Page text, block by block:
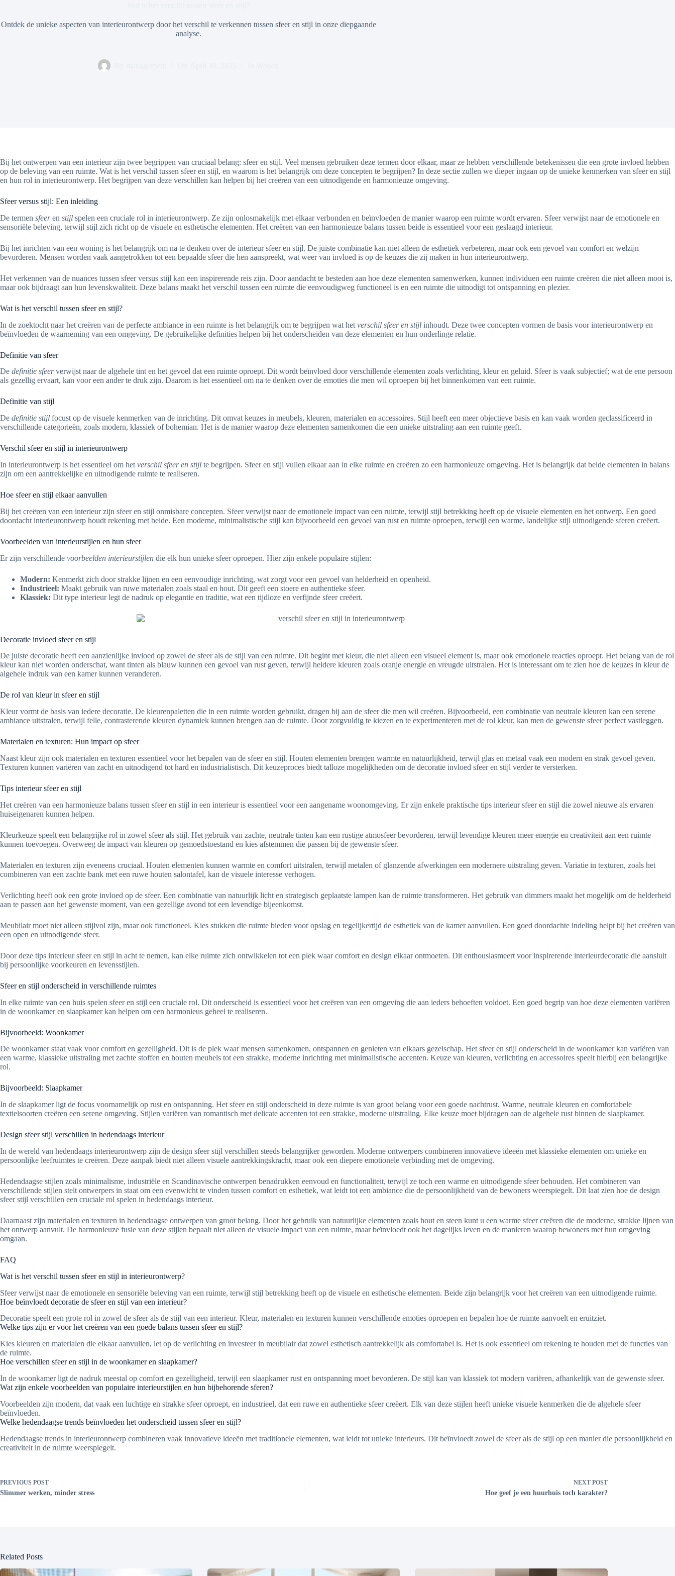
Ontdek de unieke aspecten van interieurontwerp door het verschil te verkennen tussen sfeer en stijl in onze diepgaande
analyse.
Bij het ontwerpen van een interieur zijn twee begrippen van cruciaal belang: sfeer en stijl. Veel mensen gebruiken deze termen door elkaar, maar ze hebben verschillende betekenissen die een grote invloed hebben
op de beleving van een ruimte. Wat is het verschil tussen sfeer en stijl, en waarom is het belangrijk om deze concepten te begrijpen? In deze sectie zullen we dieper ingaan op de unieke kenmerken van sfeer en stijl
en hun rol in interieurontwerp. Het begrijpen van deze verschillen kan helpen bij het creëren van een uitnodigende en harmonieuze omgeving.
Sfeer versus stijl: Een inleiding
De termen sfeeren stijl spelen een cruciale rol in interieurontwerp. Ze zijn onlosmakelijk met elkaar verbonden en beïnvloeden de manier waarop een ruimte wordt ervaren. Sfeer verwijst naar de emotionele en
sensoriële beleving, terwijl stijl zich richt op de visuele en esthetische elementen. Het creëren van een harmonieuze balans tussen beide is essentieel voor een geslaagd interieur.
Bij het inrichten van een woning is het belangrijk om na te denken over de interieur sfeer en stijl. De juiste combinatie kan niet alleen de esthetiek verbeteren, maar ook een gevoel van comfort en welzijn
bevorderen. Mensen worden vaak aangetrokken tot een bepaalde sfeer die hen aanspreekt, wat weer van invloed is op de keuzes die zij maken in hun interieurontwerp.
Het verkennen van de nuances tussen sfeer versus stijl kan een inspirerende reis zijn. Door aandacht te besteden aan hoe deze elementen samenwerken, kunnen individuen een ruimte creëren die niet alleen mooi is,
maar ook bijdraagt aan hun levenskwaliteit. Deze balans maakt het verschil tussen een ruimte die eenvoudigweg functioneel is en een ruimte die uitnodigt tot ontspanning en plezier.
Wat is het verschil tussen sfeer en stijl?
In de zoektocht naar het creëren van de perfecte ambiance in een ruimte is het belangrijk om te begrijpen wat het verschil sfeer en stijl inhoudt. Deze twee concepten vormen de basis voor interieurontwerp en
beïnvloeden de waarneming van een omgeving. De gebruikelijke definities helpen bij het onderscheiden van deze elementen en hun onderlinge relatie.
Definitie van sfeer
De definitie sfeerverwijst naar de algehele tint en het gevoel dat een ruimte oproept. Dit wordt beïnvloed door verschillende elementen zoals verlichting, kleur en geluid. Sfeer is vaak subjectief; wat de ene persoon
als gezellig ervaart, kan voor een ander te druk zijn. Daarom is het essentieel om na te denken over de emoties die men wil oproepen bij het binnenkomen van een ruimte.
Definitie van stijl
De definitie stijl focust op de visuele kenmerken van de inrichting. Dit omvat keuzes in meubels, kleuren, materialen en accessoires. Stijl heeft een meer objectieve basis en kan vaak worden geclassificeerd in
verschillende categorieën, zoals modern, klassiek of bohemian. Het is de manier waarop deze elementen samenkomen die een unieke uitstraling aan een ruimte geeft.
Verschil sfeer en stijl in interieurontwerp
In interieurontwerp is het essentieel om het verschil sfeer en stijl te begrijpen. Sfeer en stijl vullen elkaar aan in elke ruimte en creëren zo een harmonieuze omgeving. Het is belangrijk dat beide elementen in balans
zijn om een aantrekkelijke en uitnodigende ruimte te realiseren.
Hoe sfeer en stijl elkaar aanvullen
Bij het creëren van een interieur zijn sfeer en stijl onmisbare concepten. Sfeer verwijst naar de emotionele impact van een ruimte, terwijl stijl betrekking heeft op de visuele elementen en het ontwerp. Een goed
doordacht interieurontwerp houdt rekening met beide. Een moderne, minimalistische stijl kan bijvoorbeeld een gevoel van rust en ruimte oproepen, terwijl een warme, landelijke stijl uitnodigende sferen creëert.
Voorbeelden van interieurstijlen en hun sfeer
Er zijn verschillende voorbeelden interieurstijlen die elk hun unieke sfeer oproepen. Hier zijn enkele populaire stijlen:
Modern: Kenmerkt zich door strakke lijnen en een eenvoudige inrichting, wat zorgt voor een gevoel van helderheid en openheid.
Industrieel: Maakt gebruik van ruwe materialen zoals staal en hout. Dit geeft een stoere en authentieke sfeer.
Klassiek: Dit type interieur legt de nadruk op elegantie en traditie, wat een tijdloze en verfijnde sfeer creëert.
Decoratie invloed sfeer en stijl
De juiste decoratie heeft een aanzienlijke invloed op zowel de sfeer als de stijl van een ruimte. Dit begint met kleur, die niet alleen een visueel element is, maar ook emotionele reacties oproept. Het belang van de rol
kleur kan niet worden onderschat, want tinten als blauw kunnen een gevoel van rust geven, terwijl heldere kleuren zoals oranje energie en vreugde uitstralen. Het is interessant om te zien hoe de keuzes in kleur de
algehele indruk van een kamer kunnen veranderen.
De rol van kleur in sfeer en stijl
Kleur vormt de basis van iedere decoratie. De kleurenpaletten die in een ruimte worden gebruikt, dragen bij aan de sfeer die men wil creëren. Bijvoorbeeld, een combinatie van neutrale kleuren kan een serene
ambiance uitstralen, terwijl felle, contrasterende kleuren dynamiek kunnen brengen aan de ruimte. Door zorgvuldig te kiezen en te experimenteren met de rol kleur, kan men de gewenste sfeer perfect vastleggen.
Materialen en texturen: Hun impact op sfeer
Naast kleur zijn ook materialen en texturen essentieel voor het bepalen van de sfeer en stijl. Houten elementen brengen warmte en natuurlijkheid, terwijl glas en metaal vaak een modern en strak gevoel geven.
Texturen kunnen variëren van zacht en uitnodigend tot hard en industrialistisch. Dit keuzeproces biedt talloze mogelijkheden om de decoratie invloed sfeer en stijl verder te versterken.
Tips interieur sfeer en stijl
Het creëren van een harmonieuze balans tussen sfeer en stijl in een interieur is essentieel voor een aangename woonomgeving. Er zijn enkele praktische tips interieur sfeer en stijl die zowel nieuwe als ervaren
huiseigenaren kunnen helpen.
Kleurkeuze speelt een belangrijke rol in zowel sfeer als stijl. Het gebruik van zachte, neutrale tinten kan een rustige atmosfeer bevorderen, terwijl levendige kleuren meer energie en creativiteit aan een ruimte
kunnen toevoegen. Overweeg de impact van kleuren op gemoedstoestand en kies afstemmen die passen bij de gewenste sfeer.
Materialen en texturen zijn eveneens cruciaal. Houten elementen kunnen warmte en comfort uitstralen, terwijl metalen of glanzende afwerkingen een modernere uitstraling geven. Variatie in texturen, zoals het
combineren van een zachte bank met een ruwe houten salontafel, kan de visuele interesse verhogen.
Verlichting heeft ook een grote invloed op de sfeer. Een combinatie van natuurlijk licht en strategisch geplaatste lampen kan de ruimte transformeren. Het gebruik van dimmers maakt het mogelijk om de helderheid
aan te passen aan het gewenste moment, van een gezellige avond tot een levendige bijeenkomst.
Meubilair moet niet alleen stijlvol zijn, maar ook functioneel. Kies stukken die ruimte bieden voor opslag en tegelijkertijd de esthetiek van de kamer aanvullen. Een goed doordachte indeling helpt bij het creëren van
een open en uitnodigende sfeer.
Door deze tips interieur sfeer en stijl in acht te nemen, kan elke ruimte zich ontwikkelen tot een plek waar comfort en design elkaar ontmoeten. Dit enthousiasmeert voor inspirerende interieurdecoratie die aansluit
bij persoonlijke voorkeuren en levensstijlen.
Sfeer en stijl onderscheid in verschillende ruimtes
In elke ruimte van een huis spelen sfeer en stijl een cruciale rol. Dit onderscheid is essentieel voor het creëren van een omgeving die aan ieders behoeften voldoet. Een goed begrip van hoe deze elementen variëren
in de woonkamer en slaapkamer kan helpen om een harmonieus geheel te realiseren.
Bijvoorbeeld: Woonkamer
De woonkamer staat vaak voor comfort en gezelligheid. Dit is de plek waar mensen samenkomen, ontspannen en genieten van elkaars gezelschap. Het sfeer en stijl onderscheid in de woonkamer kan variëren van
een warme, klassieke uitstraling met zachte stoffen en houten meubels tot een strakke, moderne inrichting met minimalistische accenten. Keuze van kleuren, verlichting en accessoires speelt hierbij een belangrijke
rol.
Bijvoorbeeld: Slaapkamer
In de slaapkamer ligt de focus voornamelijk op rust en ontspanning. Het sfeer en stijl onderscheid in deze ruimte is van groot belang voor een goede nachtrust. Warme, neutrale kleuren en comfortabele
textielsoorten creëren een serene omgeving. Stijlen variëren van romantisch met delicate accenten tot een strakke, moderne uitstraling. Elke keuze moet bijdragen aan de algehele rust binnen de slaapkamer.
Design sfeer stijl verschillen in hedendaags interieur
In de wereld van hedendaags interieurontwerp zijn de design sfeer stijl verschillen steeds belangrijker geworden. Moderne ontwerpers combineren innovatieve ideeën met klassieke elementen om unieke en
persoonlijke leefruimtes te creëren. Deze aanpak biedt niet alleen visuele aantrekkingskracht, maar ook een diepere emotionele verbinding met de omgeving.
Hedendaagse stijlen zoals minimalisme, industriële en Scandinavische ontwerpen benadrukken eenvoud en functionaliteit, terwijl ze toch een warme en uitnodigende sfeer behouden. Het combineren van
verschillende stijlen stelt ontwerpers in staat om een evenwicht te vinden tussen comfort en esthetiek, wat leidt tot een ambiance die de persoonlijkheid van de bewoners weerspiegelt. Dit laat zien hoe de design
sfeer stijl verschillen een cruciale rol spelen in hedendaags interieur.
Daarnaast zijn materialen en texturen in hedendaagse ontwerpen van groot belang. Door het gebruik van natuurlijke elementen zoals hout en steen kunt u een warme sfeer creëren die de moderne, strakke lijnen van
het ontwerp aanvult. De harmonieuze fusie van deze stijlen bepaalt niet alleen de visuele impact van een ruimte, maar beïnvloedt ook het dagelijks leven en de manieren waarop bewoners met hun omgeving
omgaan.
FAQ
Wat is het verschil tussen sfeer en stijl in interieurontwerp?
Sfeer verwijst naar de emotionele en sensoriële beleving van een ruimte, terwijl stijl betrekking heeft op de visuele en esthetische elementen. Beide zijn belangrijk voor het creëren van een uitnodigende ruimte.
Hoe beïnvloedt decoratie de sfeer en stijl van een interieur?
Decoratie speelt een grote rol in zowel de sfeer als de stijl van een interieur. Kleur, materialen en texturen kunnen verschillende emoties oproepen en bepalen hoe de ruimte aanvoelt en eruitziet.
Welke tips zijn er voor het creëren van een goede balans tussen sfeer en stijl?
Kies kleuren en materialen die elkaar aanvullen, let op de verlichting en investeer in meubilair dat zowel esthetisch aantrekkelijk als comfortabel is. Het is ook essentieel om rekening te houden met de functies van
de ruimte.
Hoe verschillen sfeer en stijl in de woonkamer en slaapkamer?
In de woonkamer ligt de nadruk meestal op comfort en gezelligheid, terwijl een slaapkamer rust en ontspanning moet bevorderen. De stijl kan van klassiek tot modern variëren, afhankelijk van de gewenste sfeer.
Wat zijn enkele voorbeelden van populaire interieurstijlen en hun bijbehorende sferen?
Voorbeelden zijn modern, dat vaak een luchtige en strakke sfeer oproept, en industrieel, dat een ruwe en authentieke sfeer creëert. Elk van deze stijlen heeft unieke visuele kenmerken die de algehele sfeer
beïnvloeden.
Welke hedendaagse trends beïnvloeden het onderscheid tussen sfeer en stijl?
Hedendaagse trends in interieurontwerp combineren vaak innovatieve ideeën met traditionele elementen, wat leidt tot unieke interieurs. Dit beïnvloedt zowel de sfeer als de stijl op een manier die persoonlijkheid en
creativiteit in de ruimte weerspiegelt.
PREVIOUS POST
Slimmer werken, minder stress
NEXT POST
Hoe geef je een huurhuis toch karakter?
Related Posts